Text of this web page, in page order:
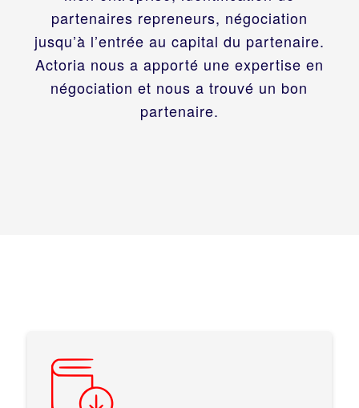
partenaires repreneurs, négociation
jusqu’à l’entrée au capital du partenaire.
Actoria nous a apporté une expertise en
négociation et nous a trouvé un bon
partenaire.